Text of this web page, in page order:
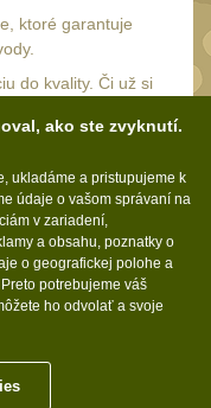
ktoré garantuje
do kvality. Či už si
Cordura vám
ako ste zvyknutí.
ukladáme a pristupujeme k
údaje o vašom správaní na
v zariadení,
a obsahu, poznatky o
o geografickej polohe a
potrebujeme váš
ho odvolať a svoje